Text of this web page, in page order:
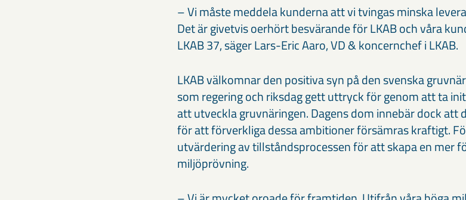
– Vi måste meddela kunderna att vi tvingas minska
Det är givetvis oerhört besvärande för LKAB och våra
LKAB 37, säger Lars-Eric Aaro, VD & koncernchef i LKAB.
LKAB välkomnar den positiva syn på den svenska
som regering och riksdag gett uttryck för genom att ta
att utveckla gruvnäringen. Dagens dom innebär dock
för att förverkliga dessa ambitioner försämras kraftigt.
utvärdering av tillståndsprocessen för att skapa en mer
miljöprövning.